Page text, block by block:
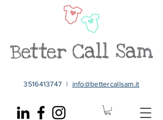
3516413747 | info@bettercallsam.it